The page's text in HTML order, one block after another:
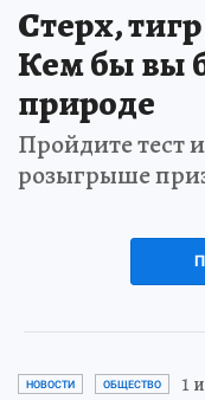
Стерх,
Кем бы вы
природе
Пройдите тест
розыгрыше
НОВОСТИ ОБЩЕСТВО 1